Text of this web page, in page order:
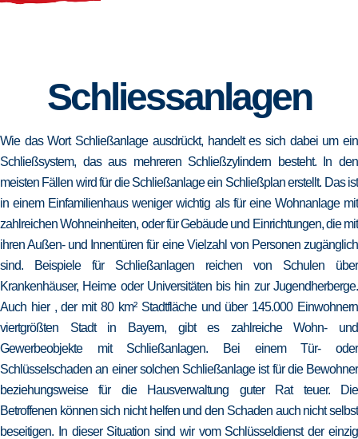
Schliessanlagen
Wie das Wort Schließanlage ausdrückt, handelt es sich dabei um ein
Schließsystem, das aus mehreren Schließzylindern besteht. In den
meisten Fällen wird für die Schließanlage ein Schließplan erstellt. Das ist
in einem Einfamilienhaus weniger wichtig als für eine Wohnanlage mit
zahlreichen Wohneinheiten, oder für Gebäude und Einrichtungen, die mit
ihren Außen- und Innentüren für eine Vielzahl von Personen zugänglich
sind. Beispiele für Schließanlagen reichen von Schulen über
Krankenhäuser, Heime oder Universitäten bis hin zur Jugendherberge.
Auch hier , der mit 80 km² Stadtfläche und über 145.000 Einwohnern
viertgrößten Stadt in Bayern, gibt es zahlreiche Wohn- und
Gewerbeobjekte mit Schließanlagen. Bei einem Tür- oder
Schlüsselschaden an einer solchen Schließanlage ist für die Bewohner
beziehungsweise für die Hausverwaltung guter Rat teuer. Die
Betroffenen können sich nicht helfen und den Schaden auch nicht selbst
beseitigen. In dieser Situation sind wir vom Schlüsseldienst der einzig